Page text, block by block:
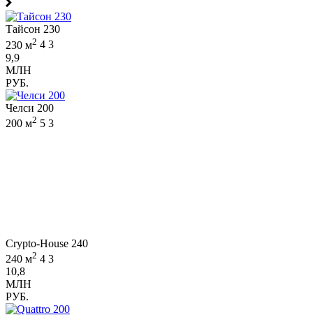
Тайсон 230
230 м2 4 3
9,9
МЛН
РУБ.
Челси 200
200 м2 5 3
Crypto-House 240
240 м2 4 3
10,8
МЛН
РУБ.